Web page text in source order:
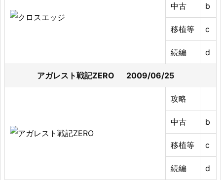
中古 b
移植等 c
続編 d
アガレスト戦記ZERO 2009/06/25
攻略
中古 b
移植等 c
続編 d